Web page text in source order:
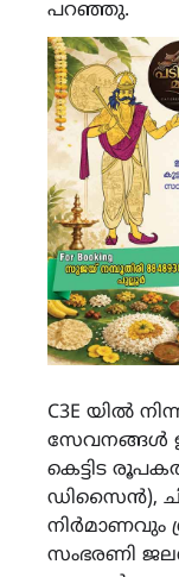
പറഞ്ഞു.
C3E യിൽ
സേവനങ്ങൾ
കെട്ടിട
ഡിസൈൻ),
നിർമാണവും
സംഭരണി